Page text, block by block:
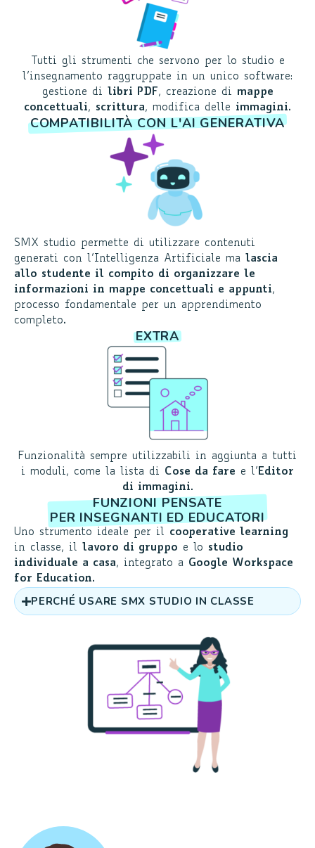
Tutti gli strumenti che servono per lo studio e
l’insegnamento raggruppate in un unico software:
gestione di
libri PDF , creazione di mappe
concettuali, scrittura, modifica delle immagini.
COMPATIBILITÀ CON L'AI GENERATIVA
SMX studio permette di utilizzare contenuti
generati con l’Intelligenza Artificiale ma lascia
allo studente il compito di organizzare le
informazioni in mappe concettuali e appunti,
processo fondamentale per un apprendimento
completo.
EXTRA
Funzionalità sempre utilizzabili in aggiunta a tutti
i moduli, come la lista di Cose da fare e l’ Editor
di immagini.
FUNZIONI PENSATE
PER INSEGNANTI ED EDUCATORI
Uno strumento ideale per il cooperative learning
in classe, il
lavoro di gruppo e lo studio
individuale a casa, integrato a Google Workspace
for Education.
PERCHÉ USARE SMX STUDIO IN CLASSE